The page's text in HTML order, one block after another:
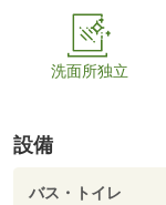
洗面所独立
設備
バス・トイレ